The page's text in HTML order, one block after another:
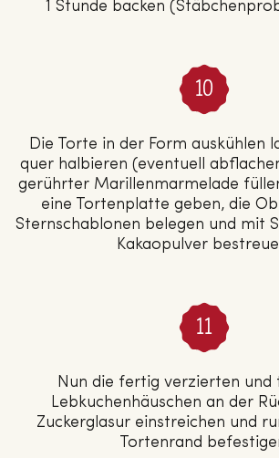
1 Stunde backen
Die Torte in der Form auskühlen
quer halbieren (eventuell
gerührter Marillenmarmelade
eine Tortenplatte geben, die
Sternschablonen belegen und mit
Kakaopulver
Nun die fertig verzierten und
Lebkuchenhäuschen an der
Zuckerglasur einstreichen und
Tortenrand